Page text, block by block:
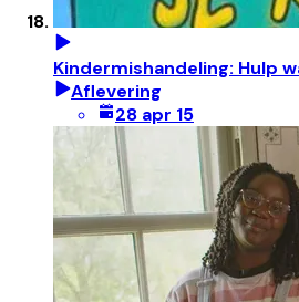
Kindermishandeling: Hulp
Aflevering
28 apr 15